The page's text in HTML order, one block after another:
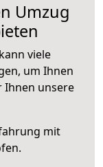
Umzug
viele
um Ihnen
Ihnen unsere
mit
.